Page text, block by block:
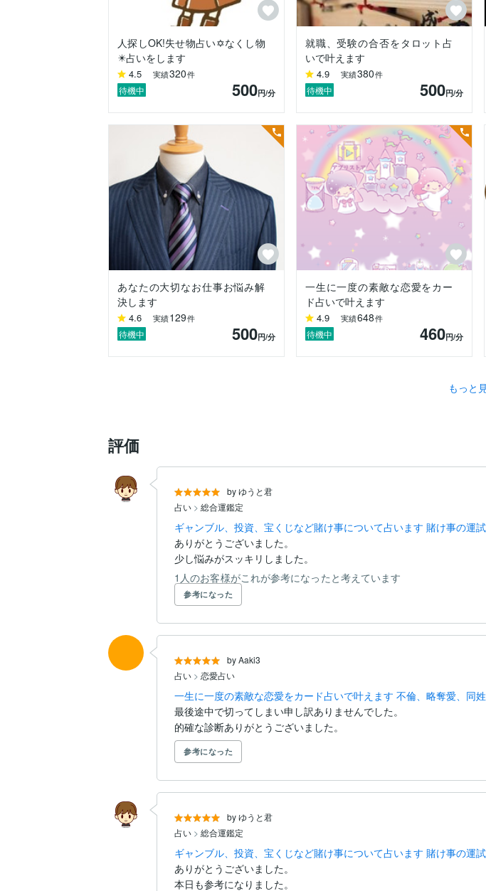
人探しOK!失せ物占い✡なくし物
✴️占いをします
4.5 実績320件
待機中 500円/分
就職、受験の合否をタロット占
いで叶えます
4.9 実績380件
待機中 500円/分
あなたの大切なお仕事お悩み解
決します
4.6 実績129件
待機中 500円/分
一生に一度の素敵な恋愛をカー
ド占いで叶えます
4.9 実績648件
待機中 460円/分
もっと
評価
by ゆうと君
占い > 総合運鑑定
ギャンブル、投資、宝くじなど賭け事について占います 賭け事の運
ありがとうございました。
少し悩みがスッキリしました。
1人のお客様がこれが参考になったと考えています
参考になった
by Aaki3
占い > 恋愛占い
一生に一度の素敵な恋愛をカード占いで叶えます 不倫、略奪愛、同
最後途中で切ってしまい申し訳ありませんでした。
的確な診断ありがとうございました。
参考になった
by ゆうと君
占い > 総合運鑑定
ギャンブル、投資、宝くじなど賭け事について占います 賭け事の運
ありがとうございました。
本日も参考になりました。